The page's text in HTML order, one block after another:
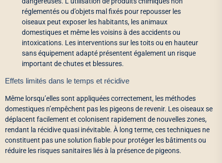
réglementés ou d’objets mal fixés pour repousser les
oiseaux peut exposer les habitants, les animaux
domestiques et même les voisins à des accidents ou
intoxications. Les interventions sur les toits ou en hauteur
sans équipement adapté présentent également un risque
important de chutes et blessures.
Effets limités dans le temps et récidive
Même lorsqu’elles sont appliquées correctement, les méthodes
domestiques n’empêchent pas les pigeons de revenir. Les oiseaux se
déplacent facilement et colonisent rapidement de nouvelles zones,
rendant la récidive quasi inévitable. À long terme, ces techniques ne
constituent pas une solution fiable pour protéger les bâtiments ou
réduire les risques sanitaires liés à la présence de pigeons.